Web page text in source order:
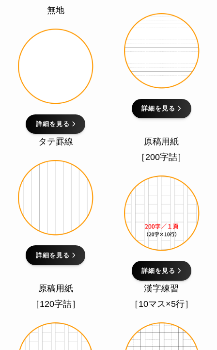
無地
詳細を見る
詳細を見る
タテ罫線
詳細を見る
原稿用紙
［200字詰］
詳細を見る
原稿用紙
［120字詰］
漢字練習
［10マス×5行］